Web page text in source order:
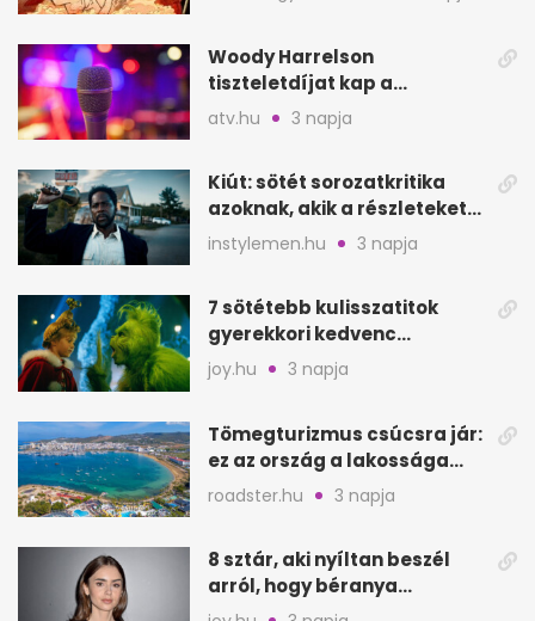
Hoodját
Woody Harrelson
tiszteletdíjat kap a
Szarajevói Filmfesztiválon
atv.hu 3 napja
Kiút: sötét sorozatkritika
azoknak, akik a részleteket
keresik
instylemen.hu 3 napja
7 sötétebb kulisszatitok
gyerekkori kedvenc
filmjeinkről a Joy szerint
joy.hu 3 napja
Tömegturizmus csúcsra jár:
ez az ország a lakossága
kétszeresét fogadja
roadster.hu 3 napja
8 sztár, aki nyíltan beszél
arról, hogy béranya
segítette a családalapítást